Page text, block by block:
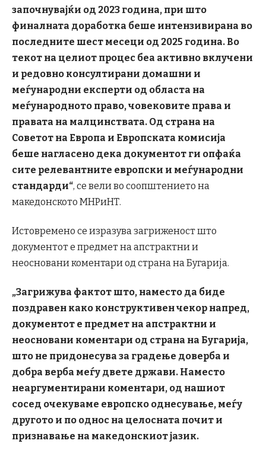
започнувајќи од 2023 година, при што
финалната доработка беше интензивирана во
последните шест месеци од 2025 година. Во
текот на целиот процес беа активно вклучени
и редовно консултирани домашни и
меѓународни експерти од областа на
меѓународното право, човековите права и
правата на малцинствата. Од страна на
Советот на Европа и Европската комисија
беше нагласено дека документот ги опфаќа
сите релевантните европски и меѓународни
стандарди“, се вели во соопштението на
македонското МНРиНТ.
Истовремено се изразува загриженост што
документот е предмет на апстрактни и
неосновани коментари од страна на Бугарија.
„Загрижува фактот што, наместо да биде
поздравен како конструктивен чекор напред,
документот е предмет на апстрактни и
неосновани коментари од страна на Бугарија,
што не придонесува за градење доверба и
добра верба меѓу двете држави. Наместо
неаргументирани коментари, од нашиот
сосед очекуваме европско однесување, меѓу
другото и по однос на целосната почит и
признавање на македонскиот јазик.